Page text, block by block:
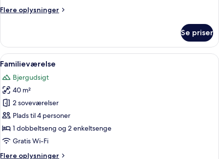
-Flere oplysninger
Flere
med
dobbeltseng
eller
enkeltsenge
havudsigt
Se priser
Indlæs
alle
billeder
af
Familieværelse
Et soveværelse med en seng, et
3
Familieværelse
Bjergudsigt
40 m²
2 soveværelser
Plads til 4 personer
1 dobbeltseng og 2 enkeltsenge
Gratis Wi-Fi
Flere oplysninger
Flere